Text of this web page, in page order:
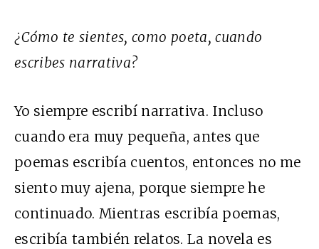
¿Cómo te sientes, como poeta, cuando
escribes narrativa?
Yo siempre escribí narrativa. Incluso
cuando era muy pequeña, antes que
poemas escribía cuentos, entonces no me
siento muy ajena, porque siempre he
continuado. Mientras escribía poemas,
escribía también relatos. La novela es